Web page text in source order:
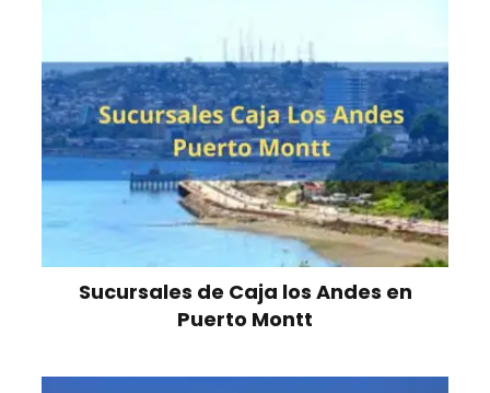
Sucursales de Caja los Andes en
Puerto Montt